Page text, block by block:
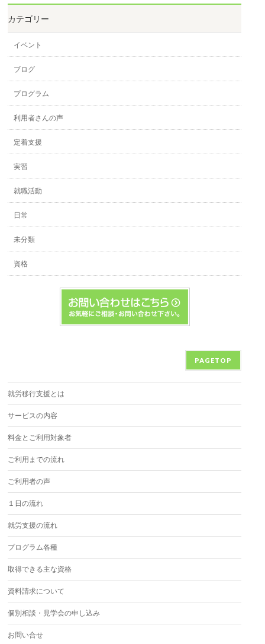
カテゴリー
イベント
ブログ
プログラム
利用者さんの声
定着支援
実習
就職活動
日常
未分類
資格
PAGETOP
就労移行支援とは
サービスの内容
料金とご利用対象者
ご利用までの流れ
ご利用者の声
１日の流れ
就労支援の流れ
プログラム各種
取得できる主な資格
資料請求について
個別相談・見学会の申し込み
お問い合せ